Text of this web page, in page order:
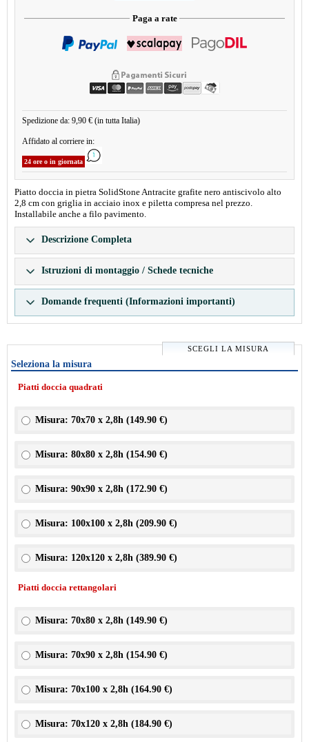
Paga a rate
Spedizione da: 9,90 € (in tutta Italia)
Affidato al corriere in:
24 ore o in giornata
Piatto doccia in pietra SolidStone Antracite grafite nero antiscivolo alto
2,8 cm con griglia in acciaio inox e piletta compresa nel prezzo.
Installabile anche a filo pavimento.
Descrizione Completa
Istruzioni di montaggio / Schede tecniche
Domande frequenti (Informazioni importanti)
SCEGLI LA MISURA
Seleziona la misura
Piatti doccia quadrati
Misura: 70x70 x 2,8h (149.90 €)
Misura: 80x80 x 2,8h (154.90 €)
Misura: 90x90 x 2,8h (172.90 €)
Misura: 100x100 x 2,8h (209.90 €)
Misura: 120x120 x 2,8h (389.90 €)
Piatti doccia rettangolari
Misura: 70x80 x 2,8h (149.90 €)
Misura: 70x90 x 2,8h (154.90 €)
Misura: 70x100 x 2,8h (164.90 €)
Misura: 70x120 x 2,8h (184.90 €)